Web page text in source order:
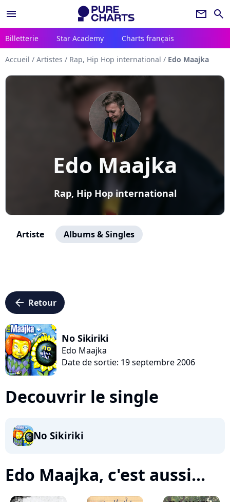
menu newsletter search
Billetterie Star Academy Charts français
Accueil / Artistes / Rap, Hip Hop international / Edo Maajka
Edo Maajka
Rap, Hip Hop international
Artiste Albums & Singles
arrow_left Retour
No Sikiriki
Edo Maajka
Date de sortie: 19 septembre 2006
Decouvrir le single
No Sikiriki
Edo Maajka, c'est aussi...